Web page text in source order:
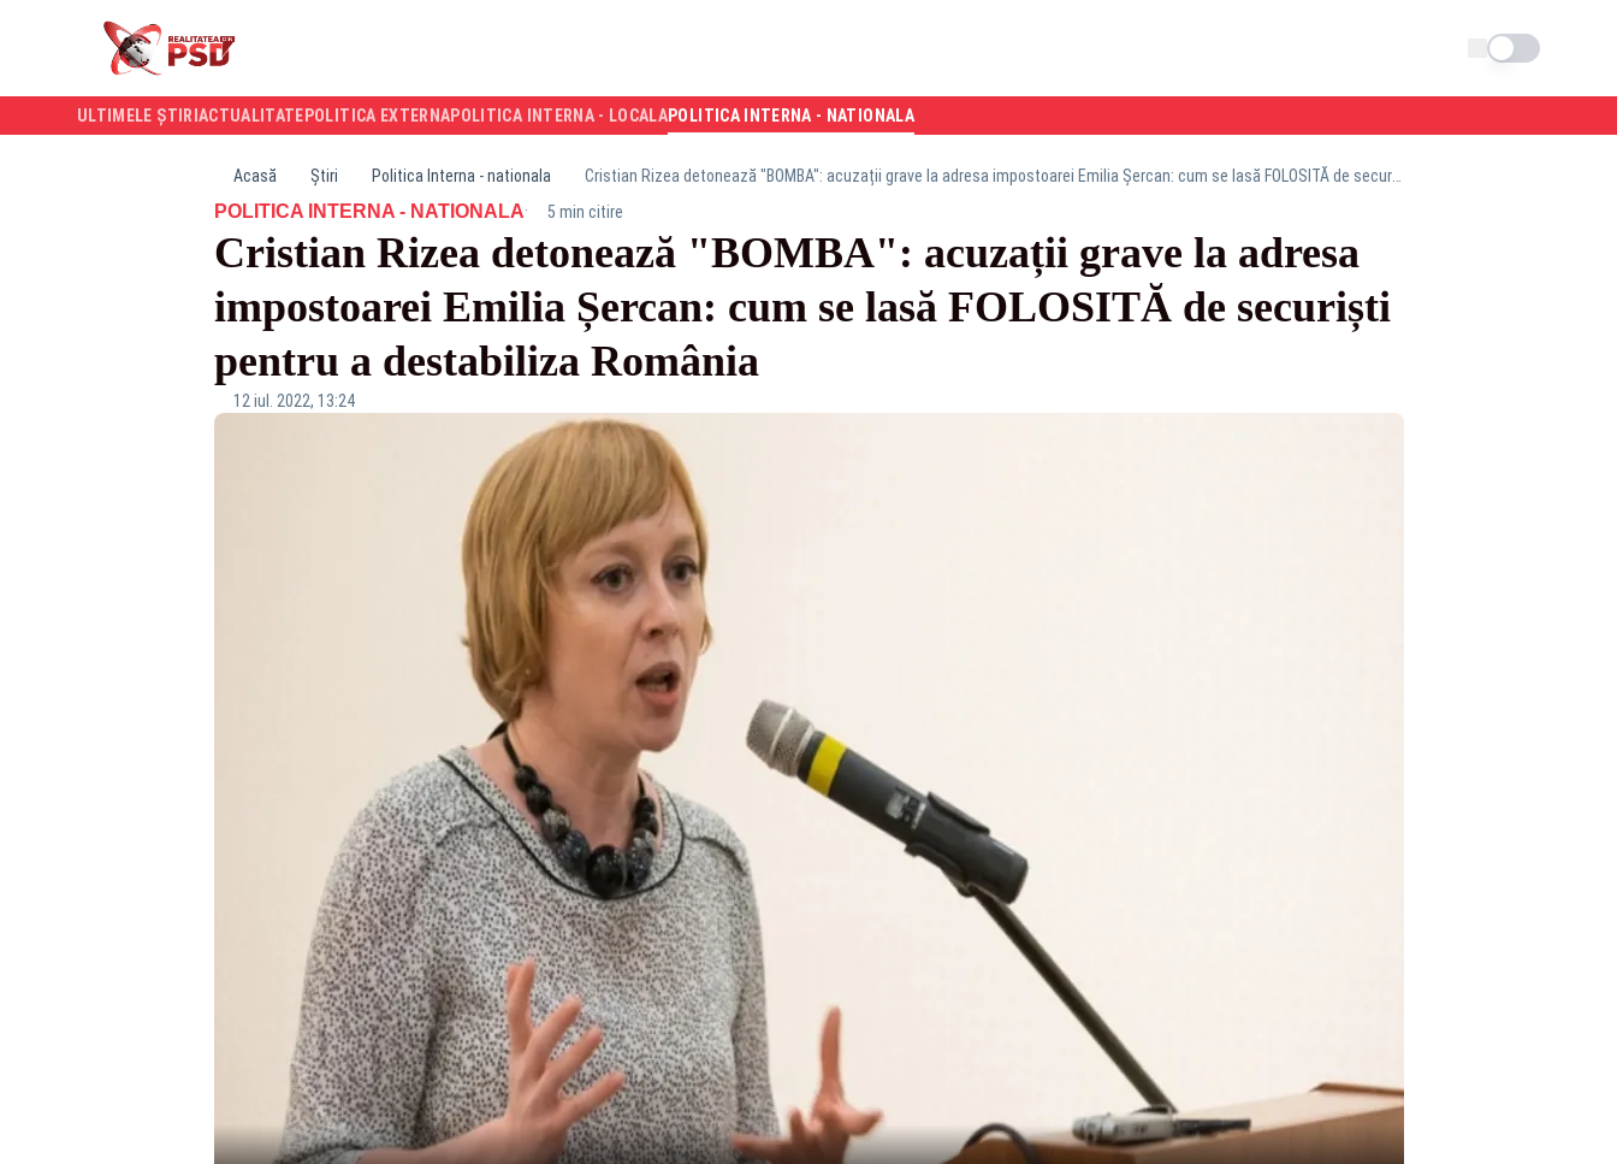
Schimba tema
ULTIMELE ȘTIRI ACTUALITATE POLITICA EXTERNAPOLITICA INTERNA - LOCALAPOLITICA INTERNA - NATIONALA
Acasă Știri Politica Interna - nationala Cristian Rizea detonează "BOMBA": acuzații grave la adresa impostoarei Emilia Șercan: cum se lasă FOLOSITĂ de securiști pentru a destabiliza România
POLITICA INTERNA - NATIONALA· 5 min citire
Cristian Rizea detonează "BOMBA": acuzații grave la adresa
impostoarei Emilia Șercan: cum se lasă FOLOSITĂ de securiști
pentru a destabiliza România
12 iul. 2022, 13:24